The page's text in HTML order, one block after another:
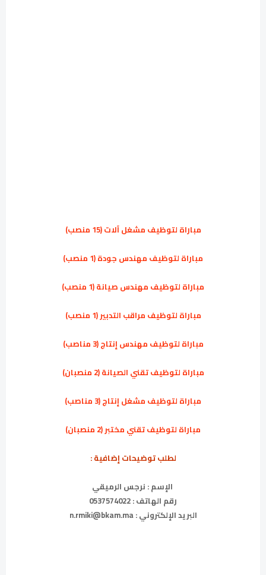
مباراة لتوظيف مشغل آلات (15 منصب)
مباراة لتوظيف مهندس جودة (1 منصب)
مباراة لتوظيف مهندس صيانة (1 منصب)
مباراة لتوظيف مراقب التدبير (1 منصب)
مباراة لتوظيف مهندس إنتاج (3 مناصب)
مباراة لتوظيف تقني الصيانة (2 منصبان)
مباراة لتوظيف مشغل إنتاج (3 مناصب)
مباراة لتوظيف تقني مختبر (2 منصبان)
لطلب توضيحات إضافية :
الإسم : نرجس الرميقي
رقم الهاتف : 0537574022
البريد الإلكتروني : n.rmiki@bkam.ma